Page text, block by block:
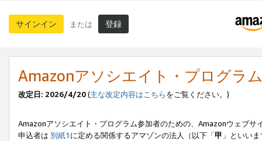
サインイン または 登録
Amazonアソシエイト・プログラ
改定日: 2026/4/20(主な改定内容はこちらをご覧ください。)
Amazonアソシエイト・プログラム参加者のための、Amazonウェブサ
申込者は 別紙1 に定める関係するアマゾンの法人（以下「甲 」といい